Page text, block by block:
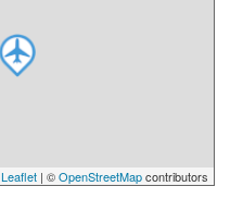
Leaflet| ©OpenStreetMapcontributors